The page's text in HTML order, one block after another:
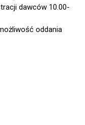
dawców 10.00-
oddania